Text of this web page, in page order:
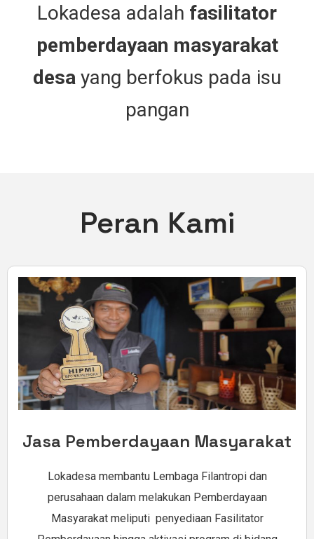
Lokadesa adalah fasilitator
pemberdayaan masyarakat
desa yang berfokus pada isu
pangan
Peran Kami
Jasa Pemberdayaan Masyarakat
Lokadesa membantu Lembaga Filantropi dan
perusahaan dalam melakukan Pemberdayaan
Masyarakat meliputi penyediaan Fasilitator